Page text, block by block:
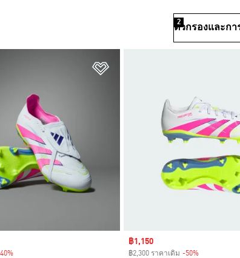
ตัวกรองและกา
2
Sale price
฿1,150
฿2,300 ราคาเดิม -50%Discount